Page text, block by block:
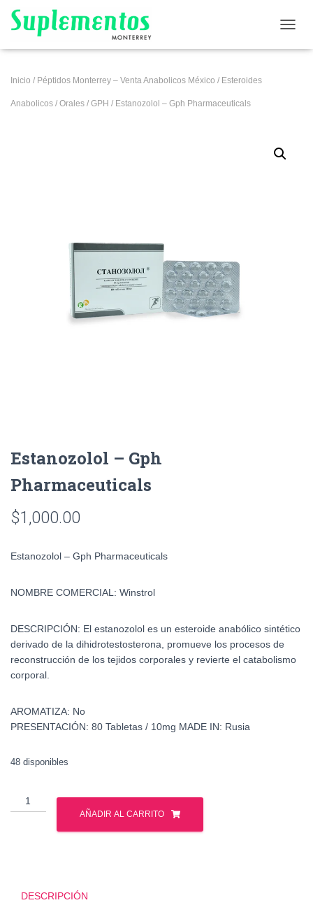
Inicio / Péptidos Monterrey – Venta Anabolicos México / Esteroides
Anabolicos / Orales / GPH / Estanozolol – Gph Pharmaceuticals
Estanozolol – Gph
Pharmaceuticals
$1,000.00
Estanozolol – Gph Pharmaceuticals
NOMBRE COMERCIAL: Winstrol
DESCRIPCIÓN: El estanozolol es un esteroide anabólico sintético
derivado de la dihidrotestosterona, promueve los procesos de
reconstrucción de los tejidos corporales y revierte el catabolismo
corporal.
AROMATIZA: No
PRESENTACIÓN: 80 Tabletas / 10mg MADE IN: Rusia
48 disponibles
Estanozolol
-
AÑADIR AL CARRITO
DESCRIPCIÓN